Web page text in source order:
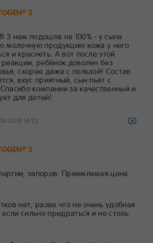
®3
3 нам подошла на 100% - у сына
молочную продукцию кожа у него
и краснеть. А вот после этой
ребёнок доволен без
скорее даже с пользой! Состав
вкус приятный, сын пьёт с
компании за качественный и
для детей!
2018 14:22
®3
запоров. Приемлемая цена.
нет, разве что не очень удобная
сильно придраться и не столь